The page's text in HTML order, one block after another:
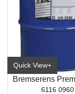
Quick View+
6116 0960